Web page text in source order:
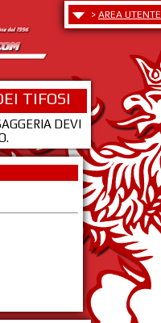
> AREA UTENTE
TIFOSI
DEVI